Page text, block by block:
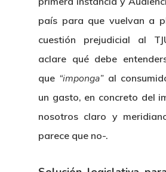
país para que vuelvan a
cuestión prejudicial al
aclare qué debe
que “imponga”al
un gasto, en concreto del
nosotros claro y
parece que no-.